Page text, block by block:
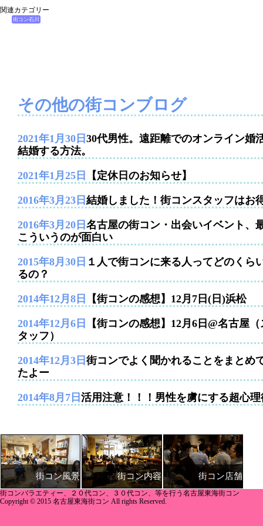
関連カテゴリー
街コン石川
その他の街コンブログ
2021年1月30日 30代男性。遠距離でのオンライン婚
結婚する方法。
2021年1月25日 【定休日のお知らせ】
2016年3月23日 結婚しました！街コンスタッフはお
2016年3月20日 名古屋の街コン・出会いイベント、
こういうのが面白い
2015年8月30日 １人で街コンに来る人ってどのくら
るの？
2014年12月8日 【街コンの感想】12月7日(日)浜松
2014年12月6日
【街コンの感想】12月6日@名古屋（
タッフ）
2014年12月3日 街コンでよく聞かれることをまとめ
たよー
2014年8月7日 活用注意！！！男性を虜にする超心理
街コン風景 街コン内容 街コン店舗
街コンバラエティー、２０代コン、３０代コン、等を行う名古屋東海街コン
Copyright © 2015 名古屋東海街コン All rights Reserved.